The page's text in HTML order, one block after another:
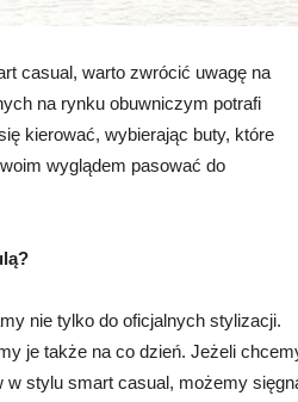
casual, warto zwrócić uwagę na
na rynku obuwniczym potrafi
kierować, wybierając buty, które
wyglądem pasować do
nie tylko do oficjalnych stylizacji.
je także na co dzień. Jeżeli
w stylu smart casual, możemy